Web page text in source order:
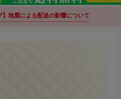
】地震による配送の影響について